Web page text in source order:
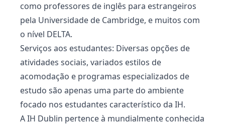
como professores de inglês para estrangeiros
pela Universidade de Cambridge, e muitos com
o nível DELTA.
Serviços aos estudantes: Diversas opções de
atividades sociais, variados estilos de
acomodação e programas especializados de
estudo são apenas uma parte do ambiente
focado nos estudantes característico da IH.
A IH Dublin pertence à mundialmente conhecida